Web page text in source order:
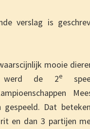
verslag is
mooie
werd de 2e
gespeeld. Dat
en dan 3 partijen